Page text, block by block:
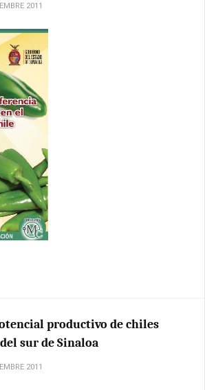
2011
productivo de chiles
sur de Sinaloa
2011